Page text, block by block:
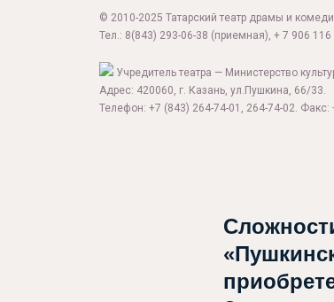
© 2010-2025 Татарский театр драмы и
Тел.: 8(843) 293-06-38 (приемная), + 7 906 116
Учредитель театра — Министерство
Адрес: 420060, г. Казань, ул.Пушкина, 66/33.
Телефон: +7 (843) 264-74-01, 264-74-02. Факс: